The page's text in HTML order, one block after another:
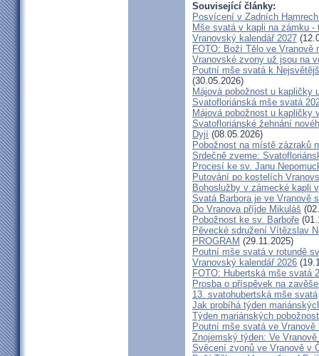
Související články:
Posvícení v Zadních
Mše svatá v kapli na zámku -
Vranovský kalendář 2027
FOTO: Boží Tělo ve Vranově
Vranovské zvony už jsou na
Poutní mše svatá k
(30.05.2026)
Májová pobožnost u kapličky
Svatofloriánská mše svatá
Májová pobožnost u kapličky
Svatofloriánské žehnání
Dyjí (08.05.2026)
Pobožnost na místě zázraků
Srdečně zveme:
Procesí ke sv. Janu
Putování po kostelích
Bohoslužby v zámecké kapli
Svatá Barbora je ve Vranově
Do Vranova příjde Mikuláš
Pobožnost ke sv. Barboře
Pěvecké sdružení Vítězslav
PROGRAM (29.11.2025)
Poutní mše svatá v rotundě
Vranovský kalendář 2026
FOTO: Hubertská mše svatá
Prosba o příspěvek na
13. svatohubertská mše svatá
Jak probíhá týden
Týden mariánských
Poutní mše svatá ve Vranově
Znojemský týden: Ve
Svěcení zvonů ve Vranově v